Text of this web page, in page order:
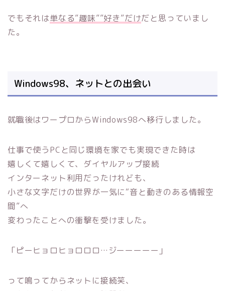
でもそれは単なる”趣味””好き”だけだと思っていまし
た。
Windows98、ネットとの出会い
就職後はワープロからWindows98へ移行しました。
仕事で使うPCと同じ環境を家でも実現できた時は
嬉しくて嬉しくて、ダイヤルアップ接続
インターネット利用だったけれども、
小さな文字だけの世界が一気に“音と動きのある情報空
間”へ
変わったことへの衝撃を受けました。
「ピーヒョロヒョロロロ…ジーーーーー」
って鳴ってからネットに接続笑、